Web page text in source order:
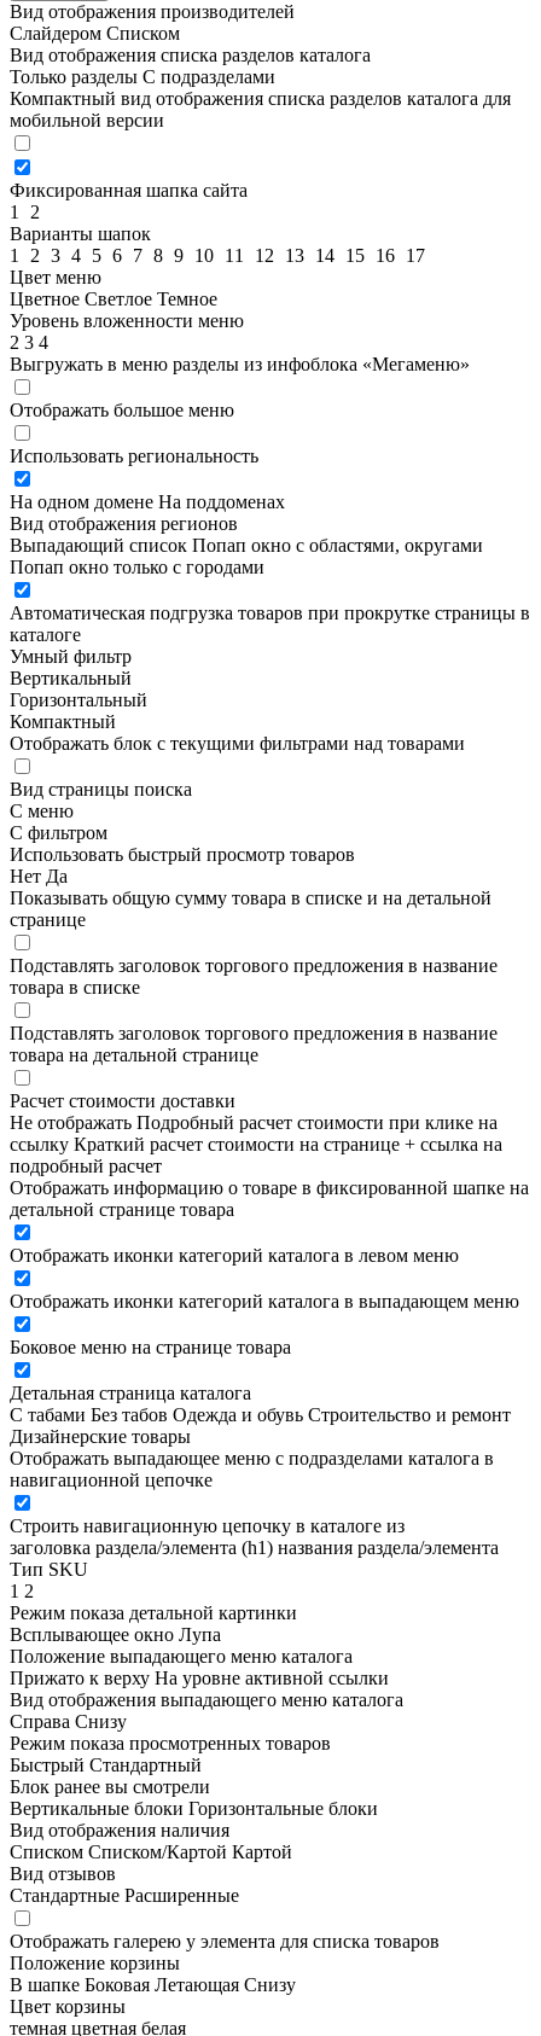
Вид отображения производителей
Слайдером Списком
Вид отображения списка разделов каталога
Только разделы С подразделами
Компактный вид отображения списка разделов каталога для
мобильной версии
Фиксированная шапка сайта
1
2
Варианты шапок
1
2 3 4 5 6 7 8 9 10 11 12 13 14 15 16 17
Цвет меню
Цветное Светлое Темное
Уровень вложенности меню
2 3 4
Выгружать в меню разделы из инфоблока «Мегаменю»
Отображать большое меню
Использовать региональность
На одном домене На поддоменах
Вид отображения регионов
Выпадающий список Попап окно c областями, округами
Попап окно только с городами
Автоматическая подгрузка товаров при прокрутке страницы в
каталоге
Умный фильтр
Вертикальный
Горизонтальный
Компактный
Отображать блок с текущими фильтрами над товарами
Вид страницы поиска
С меню
С фильтром
Использовать быстрый просмотр товаров
Нет Да
Показывать общую сумму товара в списке и на детальной
странице
Подставлять заголовок торгового предложения в название
товара в списке
Подставлять заголовок торгового предложения в название
товара на детальной странице
Расчет стоимости доставки
Не отображать Подробный расчет стоимости при клике на
ссылку Краткий расчет стоимости на странице + ссылка на
подробный расчет
Отображать информацию о товаре в фиксированной шапке на
детальной странице товара
Отображать иконки категорий каталога в левом меню
Отображать иконки категорий каталога в выпадающем меню
Боковое меню на странице товара
Детальная страница каталога
С табами Без табов Одежда и обувь Строительство и ремонт
Дизайнерские товары
Отображать выпадающее меню с подразделами каталога в
навигационной цепочке
Строить навигационную цепочку в каталоге из
заголовка раздела/элемента (h1) названия раздела/элемента
Тип SKU
1 2
Режим показа детальной картинки
Всплывающее окно Лупа
Положение выпадающего меню каталога
Прижато к верху На уровне активной ссылки
Вид отображения выпадающего меню каталога
Справа Снизу
Режим показа просмотренных товаров
Быстрый Стандартный
Блок ранее вы смотрели
Вертикальные блоки Горизонтальные блоки
Вид отображения наличия
Списком Списком/Картой Картой
Вид отзывов
Стандартные Расширенные
Отображать галерею у элемента для списка товаров
Положение корзины
В шапке Боковая Летающая Снизу
Цвет корзины
темная цветная белая